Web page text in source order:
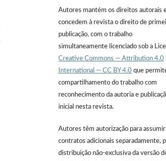
Autores mantém os direitos autorais
concedem à revista o direito de
publicação, com o trabalho
simultaneamente licenciado sob a
Creative Commons — Attribution 4.0
International — CC BY 4.0 que
compartilhamento do trabalho com
reconhecimento da autoria e
inicial nesta revista.
Autores têm autorização para assumir
contratos adicionais separadamente,
distribuição não-exclusiva da versão